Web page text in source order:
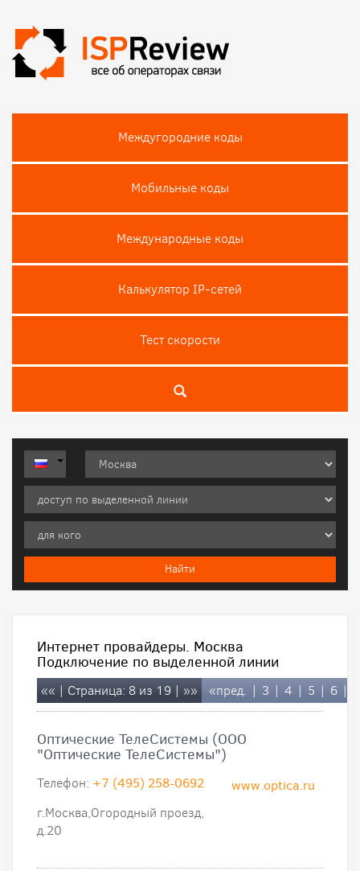
Междугородние коды
Мобильные коды
Международные коды
Калькулятор IP-сетей
Тест скороcти
Интернет провайдеры. Москва
Подключение по выделенной линии
«« | Страница: 8 из 19 | »» «пред. | 3 | 4 | 5 | 6 |
Оптические ТелеСистемы (ООО
"Оптические ТелеСистемы")
www.optica.ru
Телефон: +7 (495) 258-0692
г.Москва,Огородный проезд,
д.20